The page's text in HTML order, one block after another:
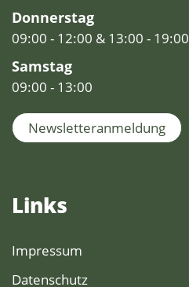
Donnerstag
09:00 - 12:00 & 13:00 - 19:00
Samstag
09:00 - 13:00
Newsletteranmeldung
Links
Impressum
Datenschutz